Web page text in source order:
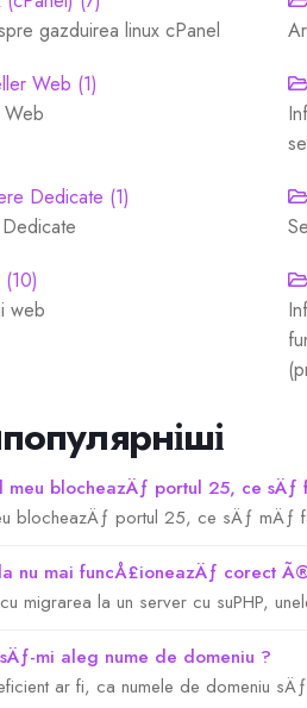
gazduirea linux cPanel
Web (1)
Web
Dedicate (1)
web
meu blocheazÄƒ portul 25, ce sÄƒ
blocheazÄƒ portul 25, ce sÄƒ mÄƒ
nu mai funcÅ£ioneazÄƒ corect
migrarea la un server cu suPHP,
mi aleg nume de domeniu ?
ar fi, ca numele de domeniu